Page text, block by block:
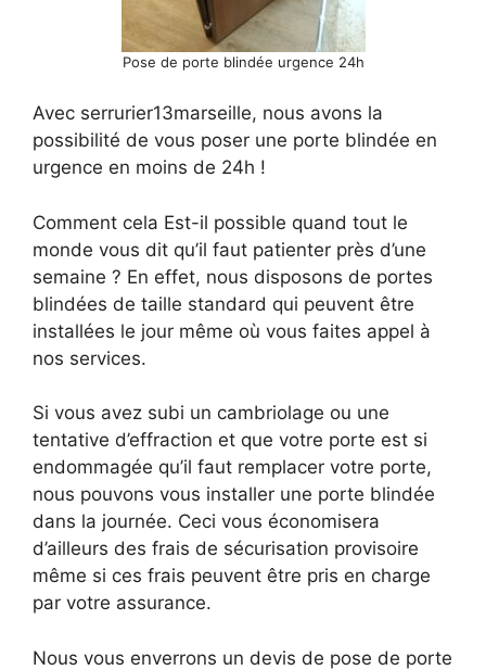
Pose de porte blindée urgence 24h
Avec serrurier13marseille, nous avons la
possibilité de vous poser une porte blindée en
urgence en moins de 24h !
Comment cela Est-il possible quand tout le
monde vous dit qu’il faut patienter près d’une
semaine ? En effet, nous disposons de portes
blindées de taille standard qui peuvent être
installées le jour même où vous faites appel à
nos services.
Si vous avez subi un cambriolage ou une
tentative d’effraction et que votre porte est si
endommagée qu’il faut remplacer votre porte,
nous pouvons vous installer une porte blindée
dans la journée. Ceci vous économisera
d’ailleurs des frais de sécurisation provisoire
même si ces frais peuvent être pris en charge
par votre assurance.
Nous vous enverrons un devis de pose de porte